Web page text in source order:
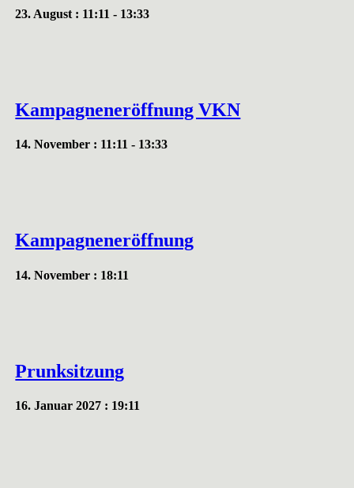
23. August : 11:11 - 13:33
Kampagneneröffnung VKN
14. November : 11:11 - 13:33
Kampagneneröffnung
14. November : 18:11
Prunksitzung
16. Januar 2027 : 19:11